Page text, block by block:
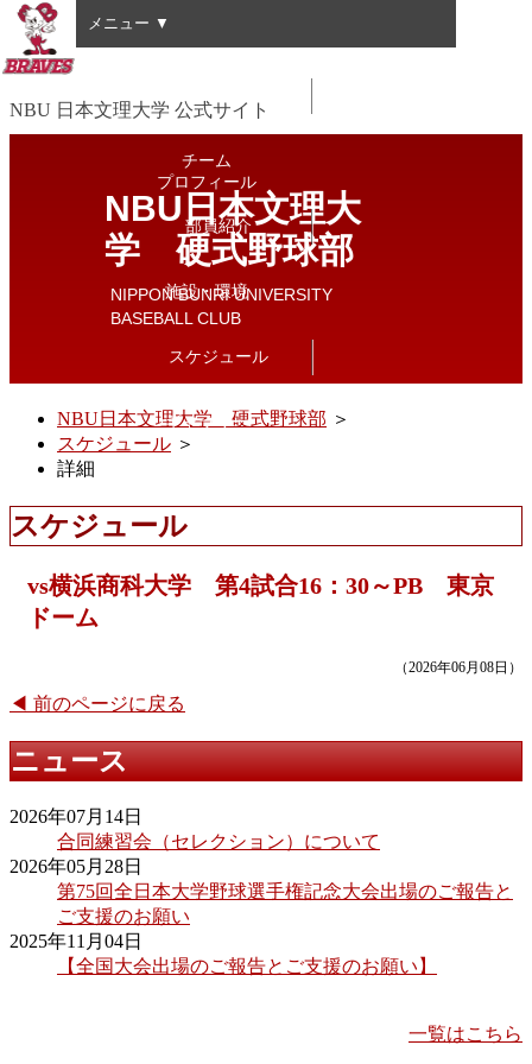
NBU 日本文理大学 公式サイト
NBU日本文理大
学 硬式野球部
NIPPON BUNRI UNIVERSITY
BASEBALL CLUB
メニュー ▼
チーム
プロフィール
部員紹介
施設・環境
スケジュール
ギャラリー
NBU日本文理大学 硬式野球部 ＞
スケジュール ＞
詳細
スケジュール
vs横浜商科大学 第4試合16：30～PB 東京
ドーム
（2026年06月08日）
◀ 前のページに戻る
ニュース
2026年07月14日
合同練習会（セレクション）について
2026年05月28日
第75回全日本大学野球選手権記念大会出場のご報告と
ご支援のお願い
2025年11月04日
【全国大会出場のご報告とご支援のお願い】
一覧はこちら